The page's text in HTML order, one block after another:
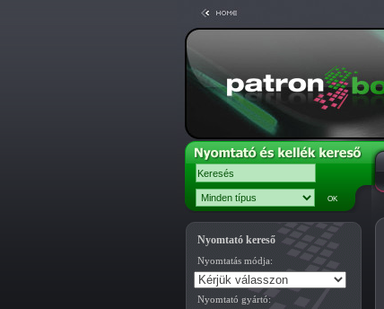
Nyomtató kereső
Nyomtatás módja:
Nyomtató gyártó: